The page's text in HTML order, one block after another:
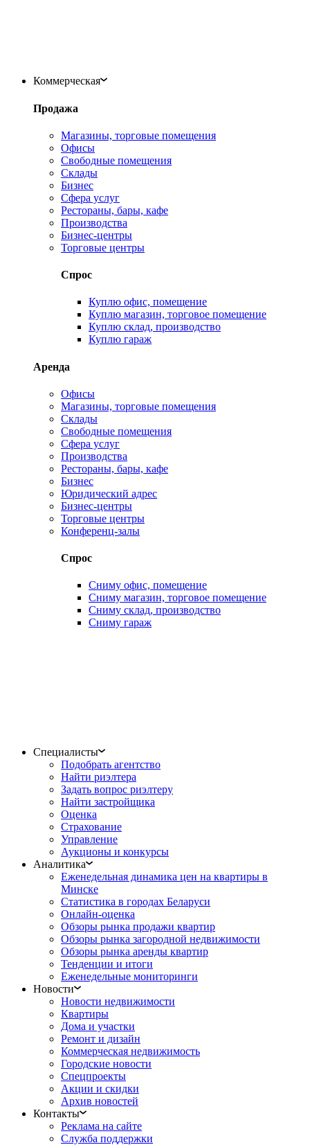
Коммерческая
Продажа
Магазины, торговые помещения
Офисы
Свободные помещения
Склады
Бизнес
Сфера услуг
Рестораны, бары, кафе
Производства
Бизнес-центры
Торговые центры
Спрос
Куплю офис, помещение
Куплю магазин, торговое помещение
Куплю склад, производство
Куплю гараж
Аренда
Офисы
Магазины, торговые помещения
Склады
Свободные помещения
Сфера услуг
Производства
Рестораны, бары, кафе
Бизнес
Юридический адрес
Бизнес-центры
Торговые центры
Конференц-залы
Спрос
Сниму офис, помещение
Сниму магазин, торговое помещение
Сниму склад, производство
Сниму гараж
Специалисты
Подобрать агентство
Найти риэлтера
Задать вопрос риэлтеру
Найти застройщика
Оценка
Страхование
Управление
Аукционы и конкурсы
Аналитика
Еженедельная динамика цен на квартиры в
Минске
Статистика в городах Беларуси
Онлайн-оценка
Обзоры рынка продажи квартир
Обзоры рынка загородной недвижимости
Обзоры рынка аренды квартир
Тенденции и итоги
Еженедельные мониторинги
Новости
Новости недвижимости
Квартиры
Дома и участки
Ремонт и дизайн
Коммерческая недвижимость
Городские новости
Спецпроекты
Акции и скидки
Архив новостей
Контакты
Реклама на сайте
Служба поддержки